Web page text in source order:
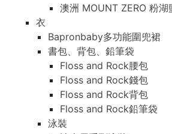
澳洲 MOUNT ZERO 粉湖
衣
Bapronbaby多功能圍兜裙
書包、背包、鉛筆袋
Floss and Rock腰包
Floss and Rock錢包
Floss and Rock背包
Floss and Rock鉛筆袋
泳裝